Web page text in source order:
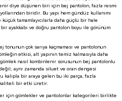
diye düşünen biri için bej pantolon, fazla resmi
biridir. Bu yapı hem gündüz kullanımı
tamamlayıcılarla daha güçlü bir hale
ayakkabı ve doğru pantolon boyu ile görünüm
çok sarıya kaçmaması ve pantolonun
etkisi, alt yapının temiz kalmasıyla daha
nasıl kombinlenir sorusunun bej pantolonlu
aynı zamanda siluet ve oran dengesi
bir araya gelen bu iki parça, fazla
bir etki üretir.
için gömlekler ve pantolonlar kategorileri birlikte